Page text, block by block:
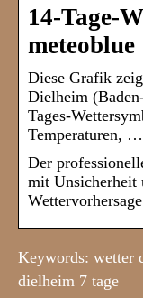
14-Tage-
meteoblue
Diese Grafik
Dielheim
Tages-
Temperaturen, …
Der
mit Unsicherheit
Keywords: wetter
dielheim 7 tage